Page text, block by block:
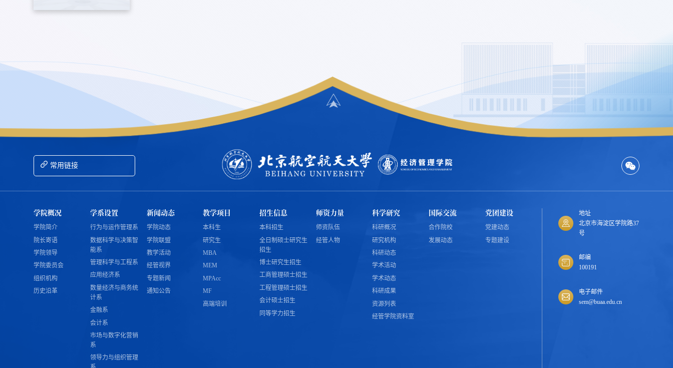
常用链接
学院概况
学院简介
院长寄语
学院领导
学院委员会
组织机构
历史沿革
学系设置
行为与运作管理系
数据科学与决策智
能系
管理科学与工程系
应用经济系
数量经济与商务统
计系
金融系
会计系
市场与数字化营销
系
领导力与组织管理
新闻动态
学院动态
学院联盟
教学活动
经管视界
专题新闻
通知公告
教学项目
本科生
研究生
MBA
MEM
MPAcc
MF
高端培训
招生信息
本科招生
全日制硕士研究生
招生
博士研究生招生
工商管理硕士招生
工程管理硕士招生
会计硕士招生
同等学力招生
师资力量
师资队伍
经管人物
科学研究
科研概况
研究机构
科研动态
学术活动
学术动态
科研成果
资源列表
经管学院资料室
国际交流
合作院校
发展动态
党团建设
党建动态
专题建设
地址
北京市海淀区学院路37
号
邮编
100191
电子邮件
sem@buaa.edu.cn